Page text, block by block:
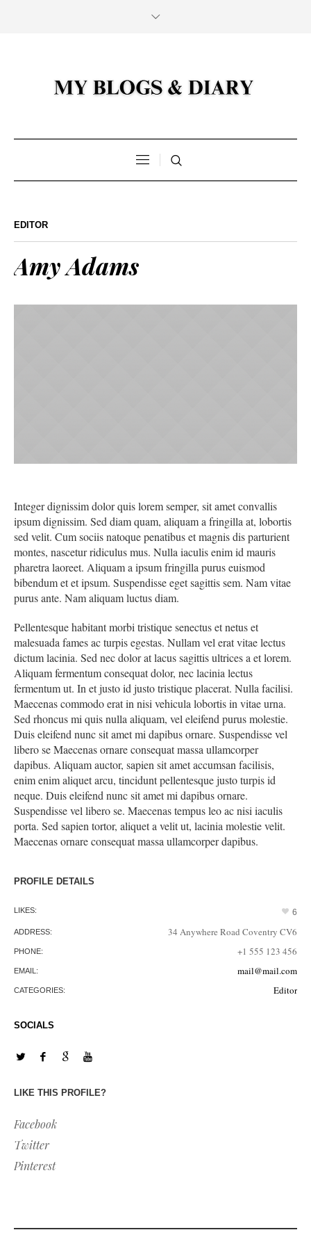
EDITOR
Amy Adams
Integer dignissim dolor quis lorem semper, sit amet convallis
ipsum dignissim. Sed diam quam, aliquam a fringilla at, lobortis
sed velit. Cum sociis natoque penatibus et magnis dis parturient
montes, nascetur ridiculus mus. Nulla iaculis enim id mauris
pharetra laoreet. Aliquam a ipsum fringilla purus euismod
bibendum et et ipsum. Suspendisse eget sagittis sem. Nam vitae
purus ante. Nam aliquam luctus diam.
Pellentesque habitant morbi tristique senectus et netus et
malesuada fames ac turpis egestas. Nullam vel erat vitae lectus
dictum lacinia. Sed nec dolor at lacus sagittis ultrices a et lorem.
Aliquam fermentum consequat dolor, nec lacinia lectus
fermentum ut. In et justo id justo tristique placerat. Nulla facilisi.
Maecenas commodo erat in nisi vehicula lobortis in vitae urna.
Sed rhoncus mi quis nulla aliquam, vel eleifend purus molestie.
Duis eleifend nunc sit amet mi dapibus ornare. Suspendisse vel
libero se Maecenas ornare consequat massa ullamcorper
dapibus. Aliquam auctor, sapien sit amet accumsan facilisis,
enim enim aliquet arcu, tincidunt pellentesque justo turpis id
neque. Duis eleifend nunc sit amet mi dapibus ornare.
Suspendisse vel libero se. Maecenas tempus leo ac nisi iaculis
porta. Sed sapien tortor, aliquet a velit ut, lacinia molestie velit.
Maecenas ornare consequat massa ullamcorper dapibus.
PROFILE DETAILS
LIKES: 6
ADDRESS: 34 Anywhere Road Coventry CV6
PHONE: +1 555 123 456
EMAIL: mail@mail.com
CATEGORIES: Editor
SOCIALS
LIKE THIS PROFILE?
Facebook
Twitter
Pinterest